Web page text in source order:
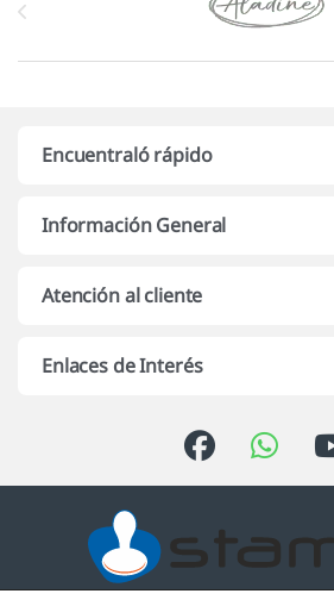
Encuentraló rápido
Información General
Atención al cliente
Enlaces de Interés